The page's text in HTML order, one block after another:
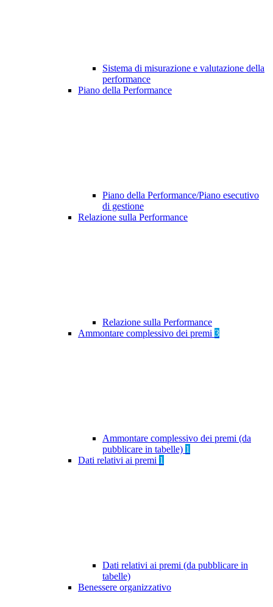
Sistema di misurazione e valutazione della
performance
Piano della Performance
Piano della Performance/Piano esecutivo
di gestione
Relazione sulla Performance
Relazione sulla Performance
Ammontare complessivo dei premi 3
Ammontare complessivo dei premi (da
pubblicare in tabelle) 1
Dati relativi ai premi 1
Dati relativi ai premi (da pubblicare in
tabelle)
Benessere organizzativo